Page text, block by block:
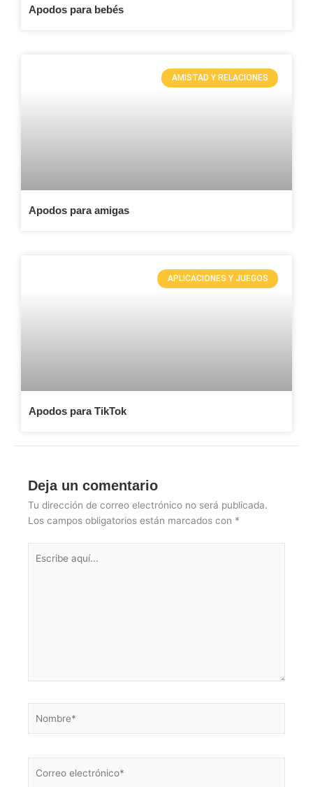
Apodos para bebés
AMISTAD Y RELACIONES
Apodos para amigas
APLICACIONES Y JUEGOS
Apodos para TikTok
Deja un comentario
Tu dirección de correo electrónico no será publicada.
Los campos obligatorios están marcados con *
aquí...
electrónico*